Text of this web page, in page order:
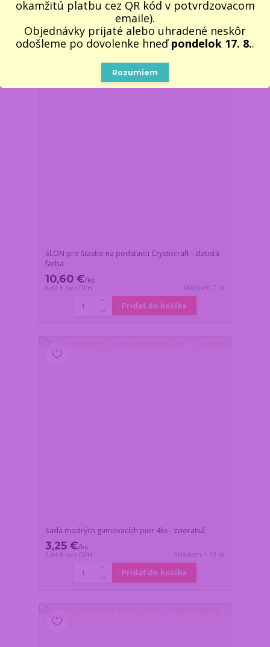
/ks
12,60 €bez DPH Skladom 4 ks
Pridať do košíka
SLON pre šťastie na podstavci Crystocraft - zlatistá
farba
10,60 €/ks
8,62 € bez DPH Skladom 7 ks
Pridať do košíka
Sada modrých gumovacích pier 4ks - zvieratká
3,25 €/ks
2,64 € bez DPH Skladom > 10 ks
Pridať do košíka
okamžitú platbu cez QR kód v potvrdzovacom
emaile).
Objednávky prijaté alebo uhradené neskôr
odošleme po dovolenke hneďpondelok 17. 8..
Rozumiem